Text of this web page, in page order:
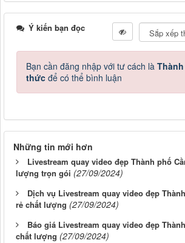
Ý kiến bạn đọc
Bạn cần đăng nhập với tư cách là
thức để có thể bình luận
Những tin mới hơn
Livestream quay video đẹp Thành phố
lượng trọn gói (27/09/2024)
Dịch vụ Livestream quay video đẹp
rẻ chất lượng (27/09/2024)
Báo giá Livestream quay video đẹp
chất lượng (27/09/2024)